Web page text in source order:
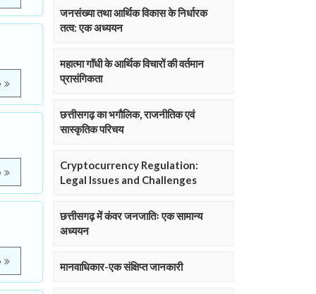
जनसंख्या तथा आर्थिक विकास के निर्धारक
तत्व: एक अध्ययन
महात्मा गाॅंधी के आर्थिक विचारों की वर्तमान
प्रासंगिकता
छत्तीसगढ़ का भगौलिक, राजनीतिक एवं
सास्कृतिक परिचय
Cryptocurrency Regulation:
Legal Issues and Challenges
छत्तीसगढ़ में कंवर जनजातिः एक सामान्य
अध्ययन
मानवाधिकार-एक संक्षिप्त जानकारी